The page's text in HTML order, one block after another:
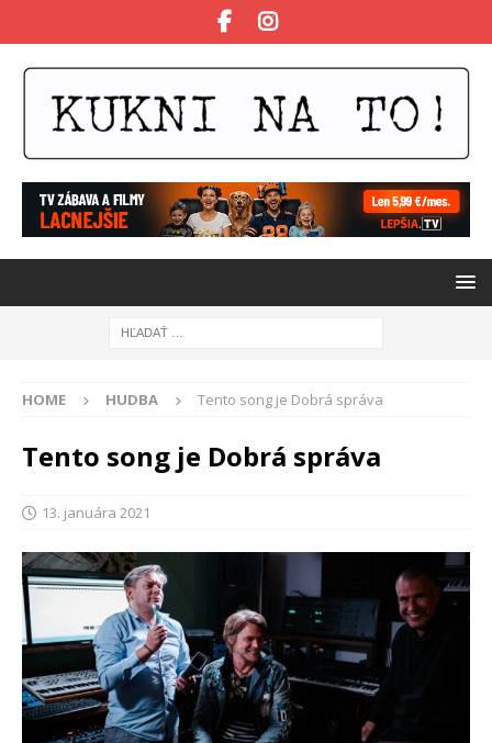
HOME HUDBA Tento song je Dobrá správa
Tento song je Dobrá správa
13. januára 2021